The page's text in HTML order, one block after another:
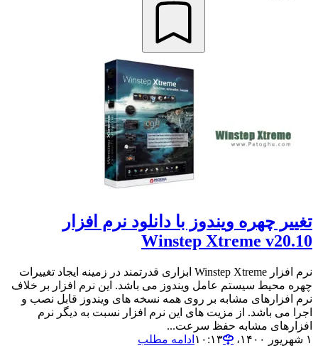
تغییر چهره ویندوز با دانلود نرم افزار
Winstep Xtreme v20.10
نرم افزار Winstep Xtreme ابزاری قدرتمند در زمینه ایجاد تغییرات
چهره محیط سیستم عامل ویندوز می باشد. این نرم افزار بر خلاف
نرم افزارهای مشابه بر روی همه نسخه های ویندوز قابل نصب و
اجرا می باشد. از مزیت های این نرم افزار نسبت به دیگر نرم
افزارهای مشابه حفظ سرعت...
۱ شهریور ۱۴۰۰،‏ ۱۰:۱۳
ادامه مطلب